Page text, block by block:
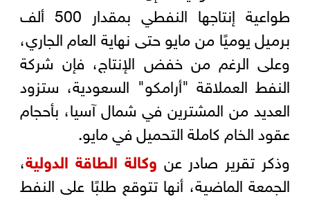
طواعية إنتاجها النفطي بمقدار 500 ألف
برميل يوميًا من مايو حتى نهاية العام الجاري،
وعلى الرغم من خفض الإنتاج، فإن شركة
النفط العملاقة "أرامكو" السعودية، ستزود
العديد من المشترين في شمال آسيا، بأحجام
عقود الخام كاملة التحميل في مايو.
وذكر تقرير صادر عن وكالة الطاقة الدولية،
الجمعة الماضية، أنها تتوقع طلبًا على النفط